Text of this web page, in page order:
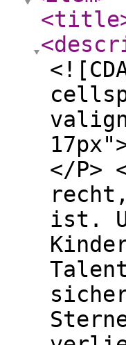
<title
</P>
ist.